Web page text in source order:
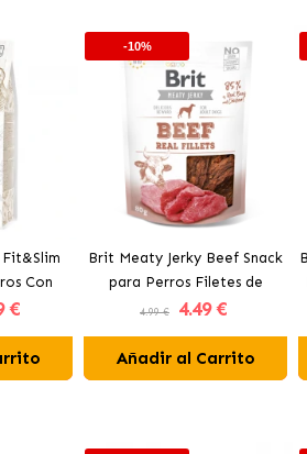
Con
Pavo
€
-10%
Brit Meaty Jerky Beef Snack
para Perros Filetes de
Ternera
4.99 € 4.49 €
Añadir al Carrito